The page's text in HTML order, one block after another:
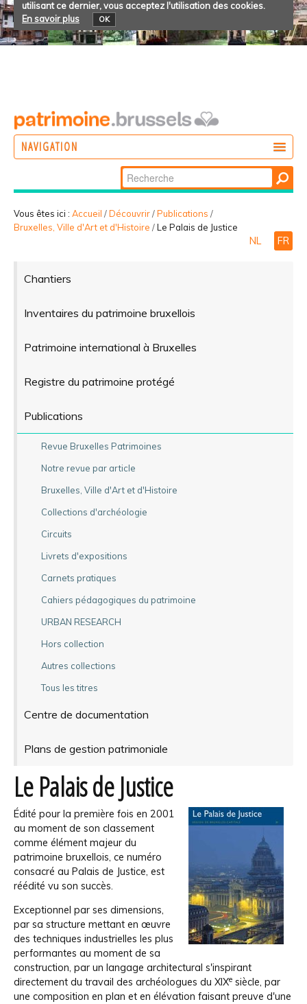
utilisant ce dernier, vous acceptez l'utilisation des cookies.
En savoir plus
OK
NAVIGATION
PARTICIPER
Chercher par
Recherche
avancée…
Vous êtes ici : Accueil /Découvrir/Publications /
Bruxelles, Ville d'Art et d'Histoire /Le Palais de Justice
NL FR
Chantiers
Inventaires du patrimoine bruxellois
Patrimoine international à Bruxelles
Registre du patrimoine protégé
Publications
Revue Bruxelles Patrimoines
Notre revue par article
Bruxelles, Ville d'Art et d'Histoire
Collections d'archéologie
Circuits
Livrets d'expositions
Carnets pratiques
Cahiers pédagogiques du patrimoine
URBAN RESEARCH
Hors collection
Autres collections
Tous les titres
Centre de documentation
Plans de gestion patrimoniale
Le Palais de Justice
Édité pour la première fois en 2001
au moment de son classement
comme élément majeur du
patrimoine bruxellois, ce numéro
consacré au Palais de Justice, est
réédité vu son succès.
Exceptionnel par ses dimensions,
par sa structure mettant en œuvre
des techniques industrielles les plus
performantes au moment de sa
construction, par un langage architectural s'inspirant
directement du travail des archéologues du XIXe siècle, par
une composition en plan et en élévation faisant preuve d'une